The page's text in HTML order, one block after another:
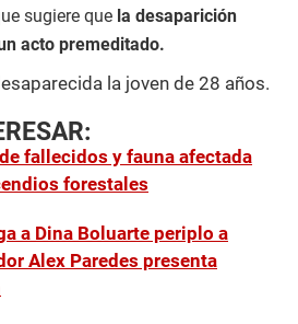
sugiere que la desaparición
acto premeditado.
la joven de 28 años.
fallecidos y fauna afectada
forestales
a Dina Boluarte periplo a
Alex Paredes presenta